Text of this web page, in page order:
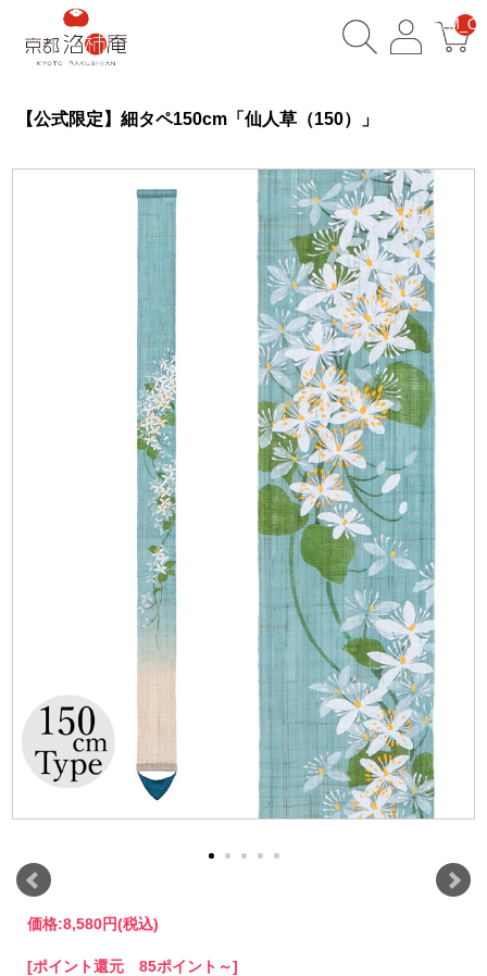
【公式限定】細タペ150cm「仙人草（150）」
価格:8,580円(税込)
[ポイント還元 85ポイント～]